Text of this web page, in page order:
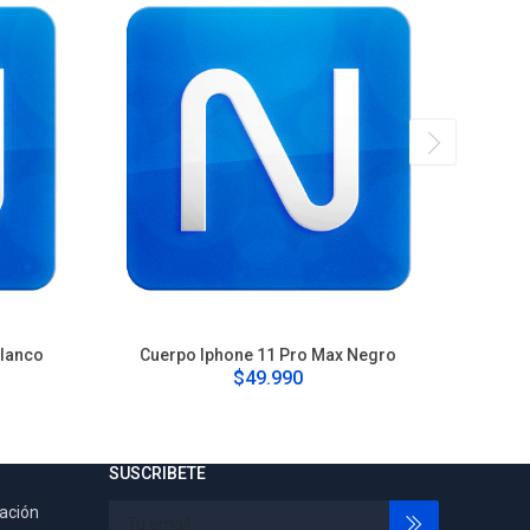
Cuerpo Iphone 11 Pro Max Negro
$49.990
SUSCRIBETE